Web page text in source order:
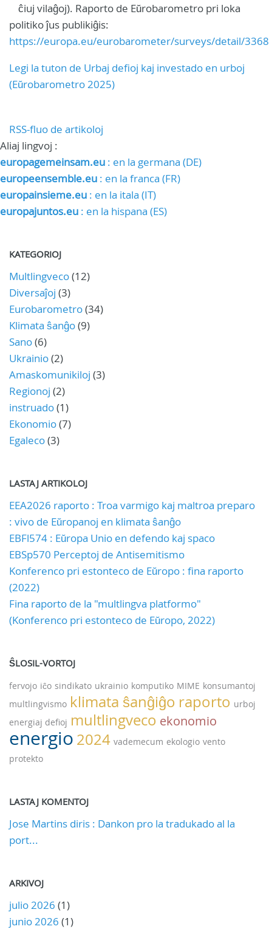
ĉiuj vilaĝoj). Raporto de Eŭrobarometro pri loka
politiko ĵus publikiĝis:
https://europa.eu/eurobarometer/surveys/detail/3368
Legi la tuton de Urbaj defioj kaj investado en urboj
(Eŭrobarometro 2025)
RSS-fluo de artikoloj
Aliaj lingvoj :
europagemeinsam.eu : en la germana (DE)
europeensemble.eu : en la franca (FR)
europainsieme.eu : en la itala (IT)
europajuntos.eu : en la hispana (ES)
KATEGORIOJ
Multlingveco(12)
Diversaĵoj (3)
Eurobarometro(34)
Klimata ŝanĝo(9)
Sano(6)
Ukrainio(2)
Amaskomunikiloj (3)
Regionoj (2)
instruado(1)
Ekonomio(7)
Egaleco(3)
LASTAJ ARTIKOLOJ
EEA2026 raporto : Troa varmigo kaj maltroa preparo
: vivo de Eŭropanoj en klimata ŝanĝo
EBFl574 : Eŭropa Unio en defendo kaj spaco
EBSp570 Perceptoj de Antisemitismo
Konferenco pri estonteco de Eŭropo : fina raporto
(2022)
Fina raporto de la "multlingva platformo"
(Konferenco pri estonteco de Eŭropo, 2022)
ŜLOSIL-VORTOJ
fervojo iĉo sindikato ukrainio komputiko MIME konsumantoj
multlingvismo klimata ŝanĝiĝo raporto urboj
energiaj defioj multlingveco ekonomio
energio 2024 vademecum ekologio vento
protekto
LASTAJ KOMENTOJ
Jose Martins diris : Dankon pro la tradukado al la
port...
ARKIVOJ
julio 2026 (1)
junio 2026 (1)